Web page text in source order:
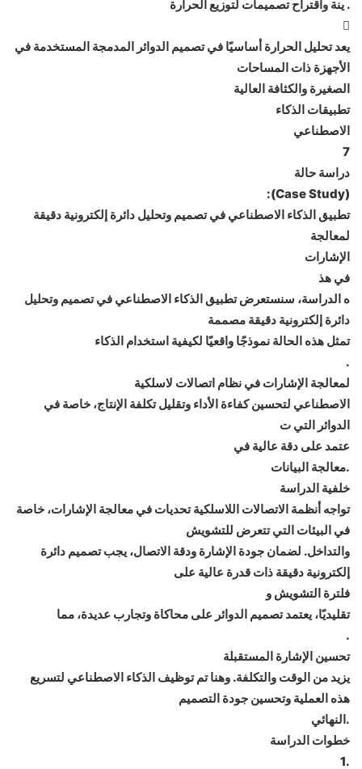
. ينة واقتراح تصميمات لتوزيع الحرارة

يعد تحليل الحرارة أساسيًا في تصميم الدوائر المدمجة المستخدمة في
الأجهزة ذات المساحات
الصغيرة والكثافة العالية
تطبيقات الذكاء
الاصطناعي
7
دراسة حالة
(Case Study):
تطبيق الذكاء الاصطناعي في تصميم وتحليل دائرة إلكترونية دقيقة
لمعالجة
الإشارات
في هذ
ه الدراسة، سنستعرض تطبيق الذكاء الاصطناعي في تصميم وتحليل
دائرة إلكترونية دقيقة مصممة
تمثل هذه الحالة نموذجًا واقعيًا لكيفية استخدام الذكاء
.
لمعالجة الإشارات في نظام اتصالات لاسلكية
الاصطناعي لتحسين كفاءة الأداء وتقليل تكلفة الإنتاج، خاصة في
الدوائر التي ت
عتمد على دقة عالية في
.معالجة البيانات
خلفية الدراسة
تواجه أنظمة الاتصالات اللاسلكية تحديات في معالجة الإشارات، خاصة
في البيئات التي تتعرض للتشويش
والتداخل. لضمان جودة الإشارة ودقة الاتصال، يجب تصميم دائرة
إلكترونية دقيقة ذات قدرة عالية على
فلترة التشويش و
تقليديًا، يعتمد تصميم الدوائر على محاكاة وتجارب عديدة، مما
.
تحسين الإشارة المستقبلة
يزيد من الوقت والتكلفة. وهنا تم توظيف الذكاء الاصطناعي لتسريع
هذه العملية وتحسين جودة التصميم
.النهائي
خطوات الدراسة
.1